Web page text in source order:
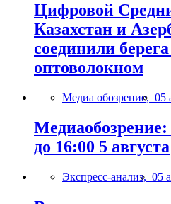
Цифровой
Казахстан и
соединили
оптоволокном
Медиа обозрение, 05
Медиаобозрение:
до 16:00 5 августа
Экспресс-анализ, 05